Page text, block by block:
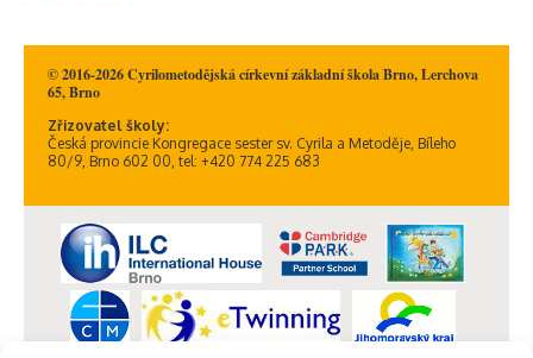
© 2016-2026 Cyrilometodějská církevní základní škola Brno, Lerchova
65, Brno
Zřizovatel školy:
Česká provincie Kongregace sester sv. Cyrila a Metoděje, Bíleho
80/9, Brno 602 00, tel: +420 774 225 683